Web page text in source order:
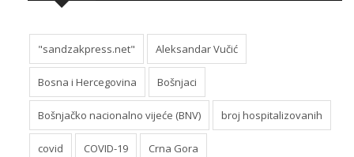
"sandzakpress.net" Aleksandar Vučić
Bosna i Hercegovina Bošnjaci
Bošnjačko nacionalno vijeće (BNV) broj hospitalizovanih
covid COVID-19 Crna Gora